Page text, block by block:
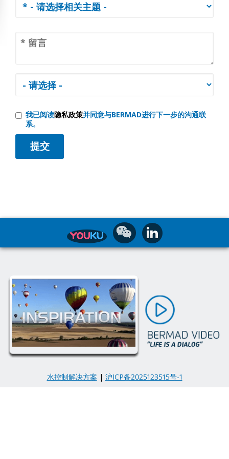
我已阅读隐私政策并同意与BERMAD进行下一步的沟通联
系。
水控制解决方案 | 沪ICP备2025123515号-1